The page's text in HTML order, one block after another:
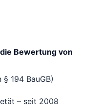
Bewertung von
194 BauGB)
– seit 2008